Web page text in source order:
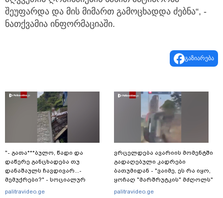
შეუფარდა და მის მიმართ გამოცხადდა ძებნა“, -
ნათქვამია ინფორმაციაში.
გაზიარება
"- გათა***ბულო, წადი და
დაწერე განცხადება თუ
დანაშაულს ჩავდივარ...-
მემუქრები?" - სოციალურ
ქსელში სკანდალური კადრები
palitravideo.ge
ვრცელდება ავარიის მომენტში
გადაღებული კადრები
ბათუმიდან - "ვაიმე, ეს რა იყო,
ყოჩაღ "მარშრუტკის" მძღოლს"
palitravideo.ge